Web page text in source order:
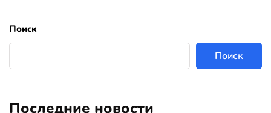
Поиск
Поиск
Последние новости